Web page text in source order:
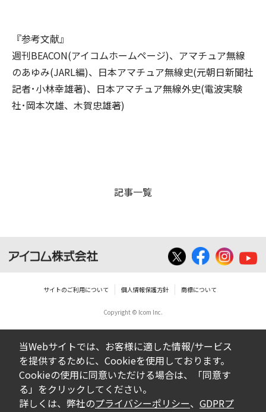
『参考文献』
週刊BEACON(アイコムホームページ)、アマチュア無線
のあゆみ(JARL編)、日本アマチュア無線史(元朝日新聞社
記者･小林幸雄著)、日本アマチュア無線外史(電波実験
社･岡本次雄、木賀忠雄著)
記事一覧
サイトのご利用について 個人情報保護方針 商標について
Copyright © Icom Inc.
当Webサイトでは、お客様に適した情報/サービス
を提供するために、Cookieを使用しております。
Cookieの使用に同意いただける場合は、「同意す
る」をクリックしてください。
詳しくは、弊社のプライバシーポリシー、 GDPRプ